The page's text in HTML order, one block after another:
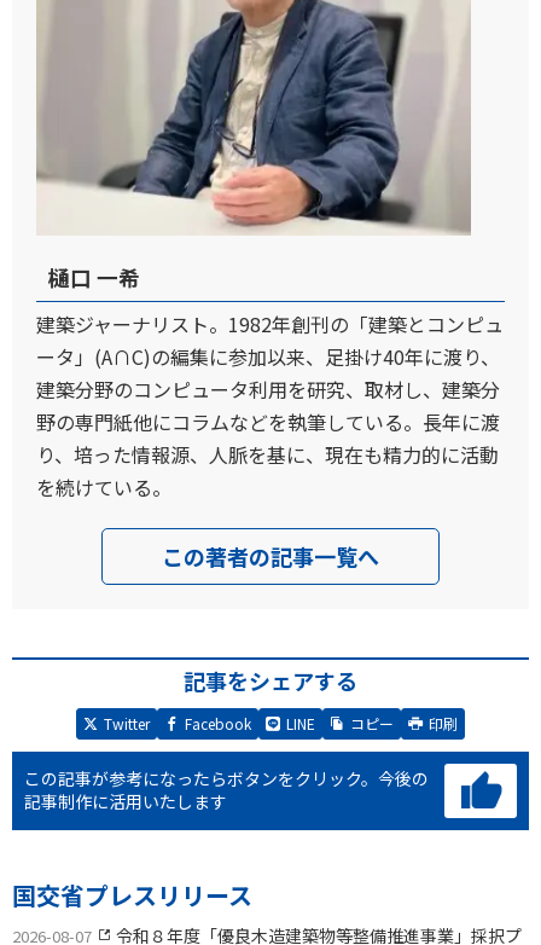
樋口 一希
建築ジャーナリスト。1982年創刊の「建築とコンピュ
ータ」(A∩C)の編集に参加以来、足掛け40年に渡り、
建築分野のコンピュータ利用を研究、取材し、建築分
野の専門紙他にコラムなどを執筆している。長年に渡
り、培った情報源、人脈を基に、現在も精力的に活動
を続けている。
この著者の記事一覧へ
記事をシェアする
Twitter Facebook LINE コピー 印刷
この記事が参考になったらボタンをクリック。 今後の
記事制作に活用いたします
国交省プレスリリース
2026-08-07
令和８年度「優良木造建築物等整備推進事業」採択プ